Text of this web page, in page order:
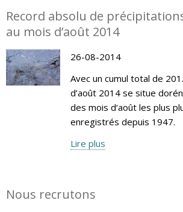
Record absolu de
au mois d’août 2014
26-08-2014
Avec un cumul total de
d’août 2014 se situe
des mois d‘août les plus
enregistrés depuis 1947.
Lire plus
Nous recrutons